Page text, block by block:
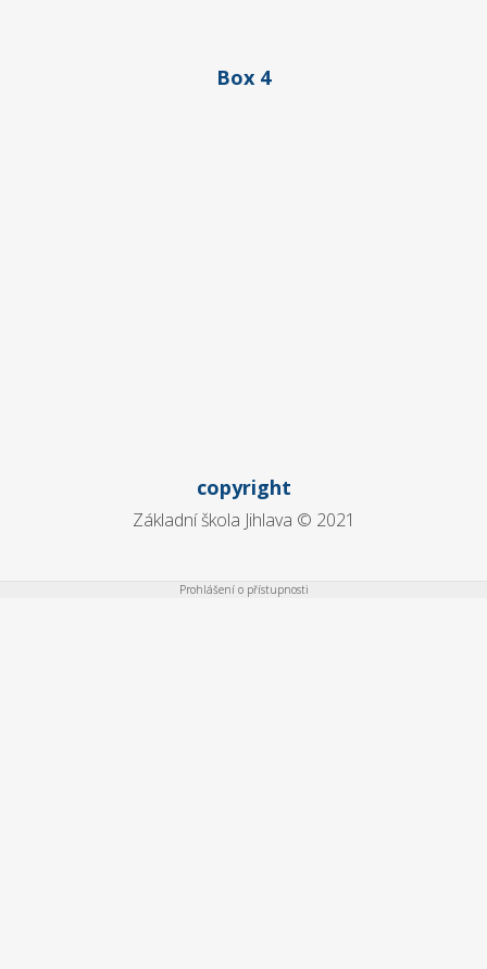
Box 4
copyright
Základní škola Jihlava © 2021
Prohlášení o přístupnosti